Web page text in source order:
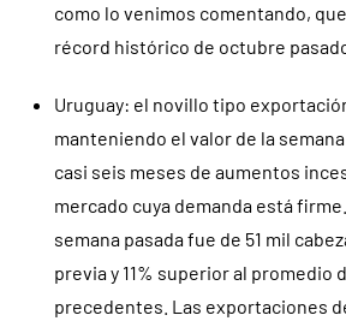
como lo venimos comentando,
récord histórico de octubre
Uruguay: el novillo tipo exportación
manteniendo el valor de la
casi seis meses de aumentos
mercado cuya demanda está
semana pasada fue de 51 mil
previa y 11% superior al promedio
precedentes. Las exportaciones